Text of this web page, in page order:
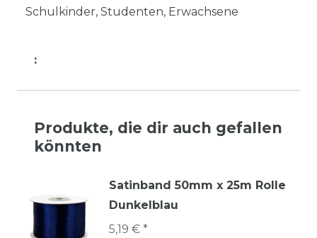
Schulkinder, Studenten, Erwachsene
:
Produkte, die dir auch gefallen
könnten
Satinband 50mm x 25m Rolle
Dunkelblau
5,19 € *